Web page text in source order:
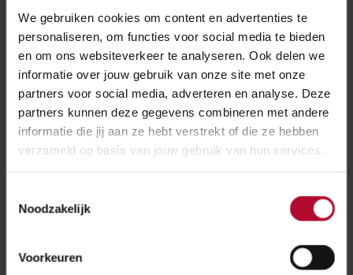
We gebruiken cookies om content en advertenties te
personaliseren, om functies voor social media te bieden
en om ons websiteverkeer te analyseren. Ook delen we
informatie over jouw gebruik van onze site met onze
partners voor social media, adverteren en analyse. Deze
partners kunnen deze gegevens combineren met andere
informatie die jij aan ze hebt verstrekt of die ze hebben
verzameld op basis van jouw gebruik van hun services.
Noodzakelijk
Voorkeuren
De gevonden scheuren zijn op een interactieve kaart
van Nederland gevisualiseerd. Zo kunnen inspecteurs
gerichter onderhoud laten uitvoeren
De 95 procent precisie betekent dat van de 100
inderdaad een scheur te zien is. De andere 5 beelden
levert het model onterecht aan. Daar ligt bijvoorbeeld